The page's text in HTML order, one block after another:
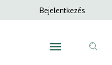
Anonim
menüje
Bejelentkezés